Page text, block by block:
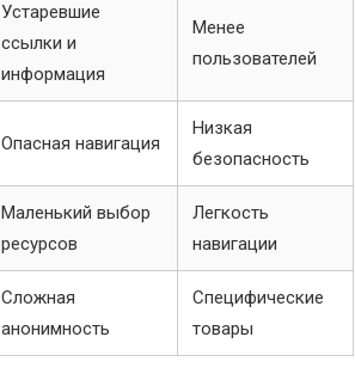
Устаревшие
ссылки и
информация
Менее
пользователей
Опасная навигация
Низкая
безопасность
Маленький выбор
ресурсов
Легкость
навигации
Сложная
анонимность
Специфические
товары